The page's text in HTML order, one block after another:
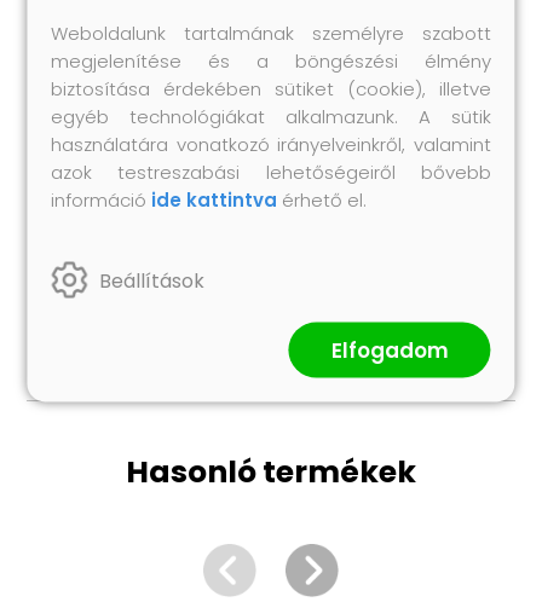
11 db Oszlop: 3,2 x 90 cm (Ø x M)
2 db Sarokoszlop: 3,2 x 90 cm (Ø x M)
11 db Műanyag fedél
33 db Műanyag feszítő drót tartó
2 db Sarokoszlop fedél
2 db Sarokoszlop beépítő szerelvény
1 db Feszítő drót (80 m)
Hasonló termékek
Weboldalunk tartalmának személyre szabott
megjelenítése és a böngészési élmény
biztosítása érdekében sütiket (cookie), illetve
egyéb technológiákat alkalmazunk. A sütik
használatára vonatkozó irányelveinkről, valamint
azok testreszabási lehetőségeiről bővebb
információ ide kattintva érhető el.
Beállítások
Elfogadom